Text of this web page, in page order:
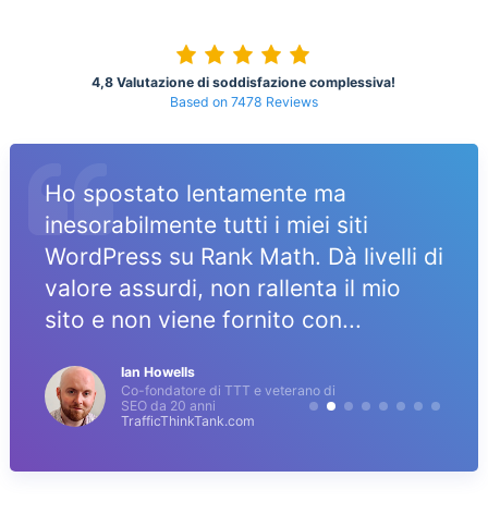
4,8 Valutazione di soddisfazione complessiva!
Based on 7478 Reviews
Ho spostato lentamente ma
inesorabilmente tutti i miei siti
WordPress su Rank Math. Dà livelli di
valore assurdi, non rallenta il mio
sito e non viene fornito con...
Ian Howells
Co-fondatore di TTT e veterano di
SEO da 20 anni
TrafficThinkTank.com